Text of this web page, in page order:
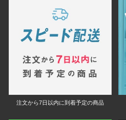
注文から7日以内に到着予定の商品